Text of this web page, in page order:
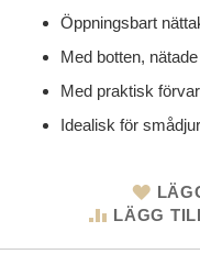
Öppningsbart
Med botten,
Med praktisk
Idealisk för
LÄGG